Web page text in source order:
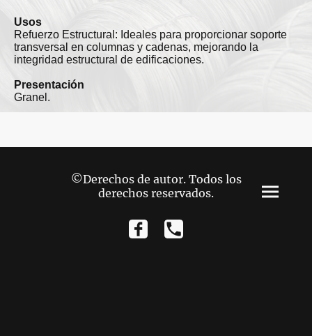
Usos
Refuerzo Estructural: Ideales para proporcionar soporte
transversal en columnas y cadenas, mejorando la
integridad estructural de edificaciones.
Presentación
Granel.
©Derechos de autor. Todos los
derechos reservados.